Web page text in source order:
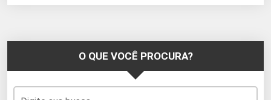
O QUE VOCÊ PROCURA?